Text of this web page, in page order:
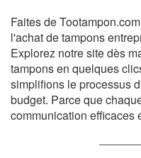
Faites de
l'achat de tampons
Explorez notre site dès
tampons en quelques
simplifions le processus
budget. Parce que
communication efficaces